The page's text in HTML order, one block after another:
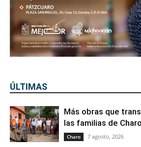
ÚLTIMAS
Más obras que
las familias de Charo
Charo 7 agosto, 2026